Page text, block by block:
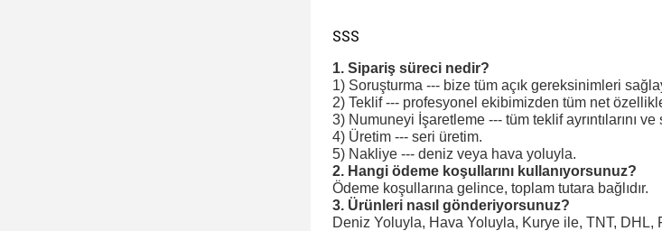
SSS
1. Sipariş süreci nedir?
1) Soruşturma --- bize tüm açık gereksinimleri
2) Teklif --- profesyonel ekibimizden tüm net
3) Numuneyi İşaretleme --- tüm teklif ayrıntılarını
4) Üretim --- seri üretim.
5) Nakliye --- deniz veya hava yoluyla.
2. Hangi ödeme koşullarını kullanıyorsunuz?
Ödeme koşullarına gelince, toplam tutara bağlıdır.
3. Ürünleri nasıl gönderiyorsunuz?
Deniz Yoluyla, Hava Yoluyla, Kurye ile, TNT, DHL,